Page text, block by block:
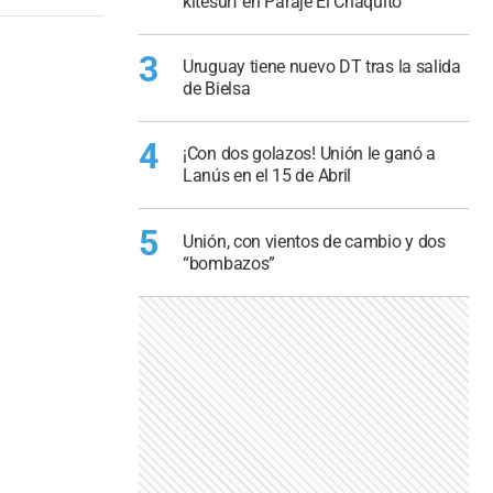
3
Uruguay tiene nuevo DT tras la salida
de Bielsa
4
¡Con dos golazos! Unión le ganó a
Lanús en el 15 de Abril
5
Unión, con vientos de cambio y dos
“bombazos”